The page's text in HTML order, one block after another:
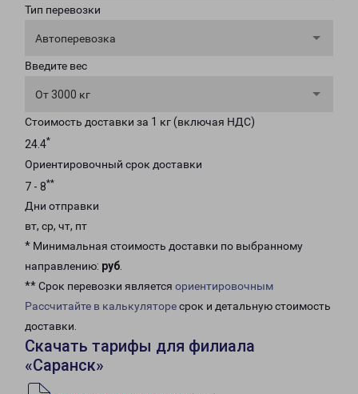
Тип перевозки
Автоперевозка
Введите вес
От 3000 кг
Стоимость доставки за 1 кг (включая НДС)
24.4*
Ориентировочный срок доставки
7 - 8**
Дни отправки
вт, ср, чт, пт
* Минимальная стоимость доставки по выбранному
направлению: руб.
** Срок перевозки является ориентировочным
Рассчитайте в калькуляторесрок и детальную стоимость
доставки.
Скачать тарифы для филиала
«Саранск»